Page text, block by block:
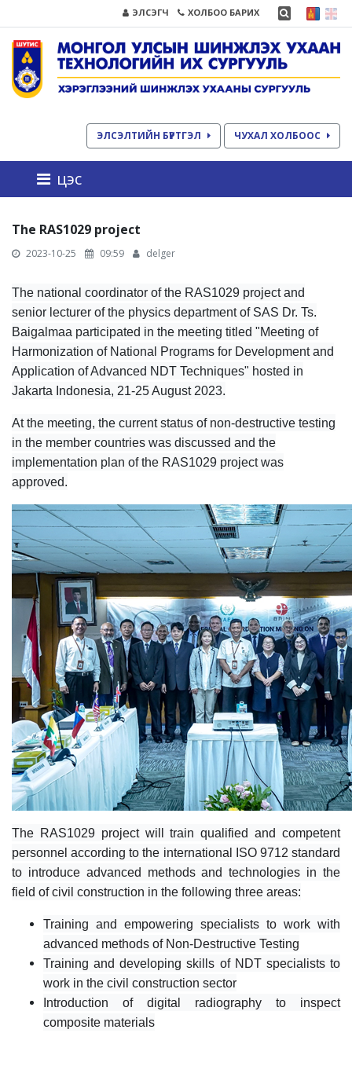
ЭЛСЭГЧ ХОЛБОО БАРИХ
ЭЛСЭЛТИЙН БҮРТГЭЛ ЧУХАЛ ХОЛБООС
цэс
The RAS1029 project
2023-10-25 09:59 delger
The national coordinator of the RAS1029 project and
senior lecturer of the physics department of SAS Dr. Ts.
Baigalmaa participated in the meeting titled "Meeting of
Harmonization of National Programs for Development and
Application of Advanced NDT Techniques" hosted in
Jakarta Indonesia, 21-25 August 2023.
At the meeting, the current status of non-destructive testing
in the member countries was discussed and the
implementation plan of the RAS1029 project was
approved.
The RAS1029 project will train qualified and competent
personnel according to the international ISO 9712 standard
to introduce advanced methods and technologies in the
field of civil construction in the following three areas:
Training and empowering specialists to work with
advanced methods of Non-Destructive Testing
Training and developing skills of NDT specialists to
work in the civil construction sector
Introduction of digital radiography to inspect
composite materials